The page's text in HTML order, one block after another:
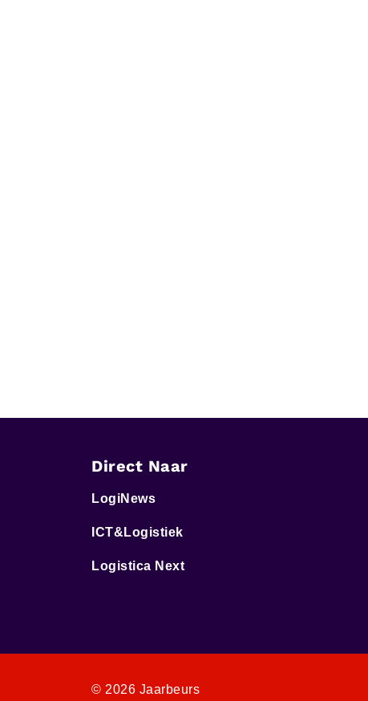
Direct Naar
LogiNews
ICT&Logistiek
Logistica Next
© 2026 Jaarbeurs